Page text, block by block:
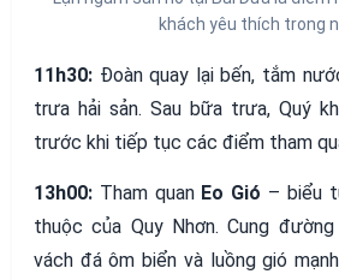
khách yêu thích trong
11h30: Đoàn quay lại bến, tắm
trưa hải sản. Sau bữa trưa, Quý
trước khi tiếp tục các điểm tham
13h00: Tham quan Eo Gió – biểu
thuộc của Quy Nhơn. Cung
vách đá ôm biển và luồng gió